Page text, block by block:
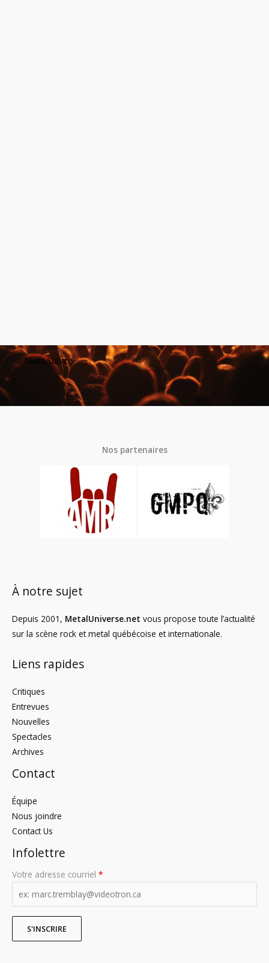
Nous Suivre
Nos partenaires
À notre sujet
Depuis 2001, MetalUniverse.net vous propose toute l’actualité
sur la scène rock et metal québécoise et internationale.
Liens rapides
Critiques
Entrevues
Nouvelles
Spectacles
Archives
Contact
Équipe
Nous joindre
Contact Us
Infolettre
Votre adresse courriel *